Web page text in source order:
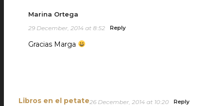
Marina Ortega
29 December, 2014 at 8:52 Reply
Gracias Marga
Libros en el petate26 December, 2014 at 10:20 Reply